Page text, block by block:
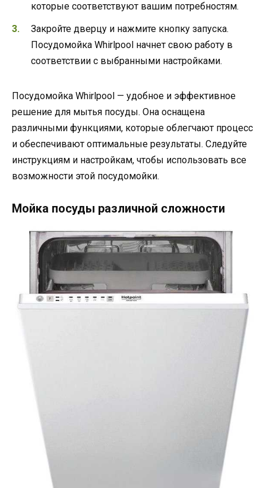
которые соответствуют вашим потребностям.
Закройте дверцу и нажмите кнопку запуска.
Посудомойка Whirlpool начнет свою работу в
соответствии с выбранными настройками.
Посудомойка Whirlpool — удобное и эффективное
решение для мытья посуды. Она оснащена
различными функциями, которые облегчают процесс
и обеспечивают оптимальные результаты. Следуйте
инструкциям и настройкам, чтобы использовать все
возможности этой посудомойки.
Мойка посуды различной сложности